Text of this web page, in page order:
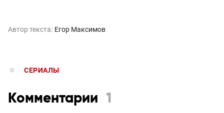
Автор текста: Егор Максимов
СЕРИАЛЫ
Комментарии 1